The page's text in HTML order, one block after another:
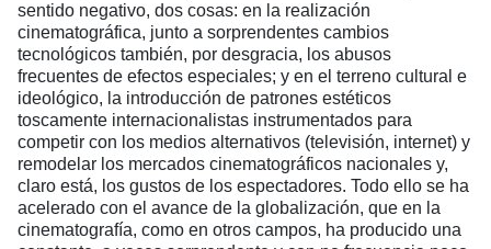
sentido negativo, dos cosas: en la realización
cinematográfica, junto a sorprendentes cambios
tecnológicos también, por desgracia, los abusos
frecuentes de efectos especiales; y en el terreno cultural e
ideológico, la introducción de patrones estéticos
toscamente internacionalistas instrumentados para
competir con los medios alternativos (televisión, internet) y
remodelar los mercados cinematográficos nacionales y,
claro está, los gustos de los espectadores. Todo ello se ha
acelerado con el avance de la globalización, que en la
cinematografía, como en otros campos, ha producido una